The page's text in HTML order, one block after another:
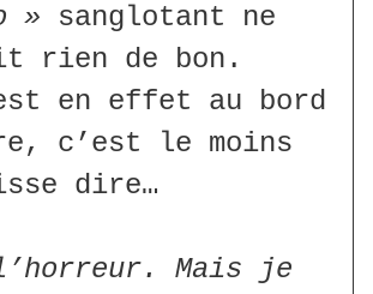
» sanglotant ne
rien de bon.
en effet au bord
c’est le moins
dire…
Mais je